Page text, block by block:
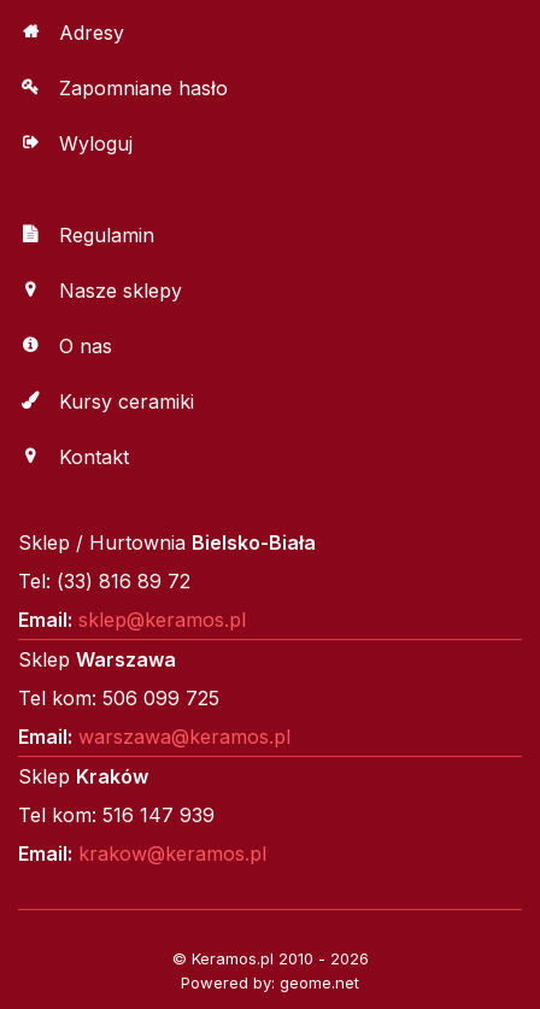
Adresy
Zapomniane hasło
Wyloguj
Regulamin
Nasze sklepy
O nas
Kursy ceramiki
Kontakt
Sklep / Hurtownia Bielsko-Biała
Tel: (33) 816 89 72
Email: sklep@keramos.pl
Sklep Warszawa
Tel kom: 506 099 725
Email: warszawa@keramos.pl
Sklep Kraków
Tel kom: 516 147 939
Email: krakow@keramos.pl
© Keramos.pl 2010 - 2026
Powered by: geome.net